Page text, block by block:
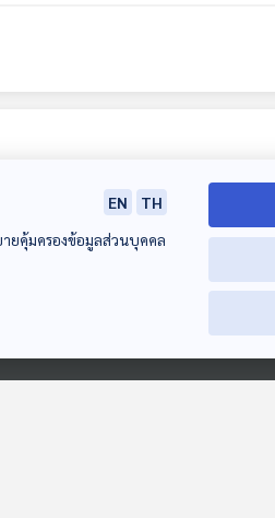
EP. 280: 100 ปี
บูรพศิลปิน ปกรณ์
EP. 281: ห้อ
จินดา การอ่
EN
TH
ายคุ้มครองข้อมูลส่วนบุคคล